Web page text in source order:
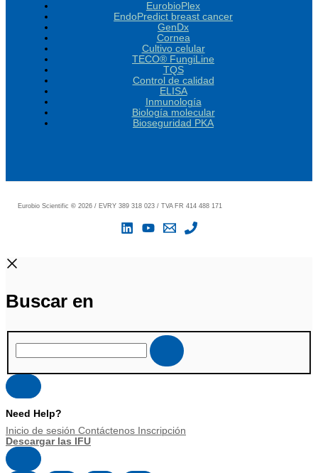
EurobioPlex
EndoPredict breast cancer
GenDx
Cornea
Cultivo celular
TECO® FungiLine
TQS
Control de calidad
ELISA
Inmunología
Biología molecular
Bioseguridad PKA
Eurobio Scientific© 2026 / EVRY 389 318 023 / TVA FR 414 488 171
Buscar en
Need Help?
Inicio de sesión Contáctenos Inscripción
Descargar las IFU